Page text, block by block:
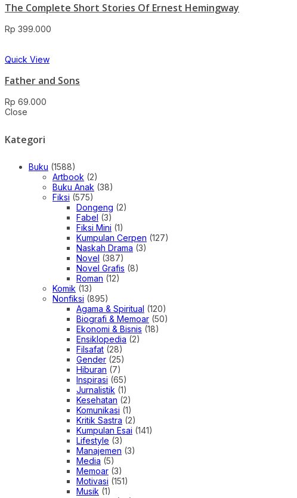
The Complete Short Stories Of Ernest Hemingway
Rp 399.000
Quick View
Father and Sons
Rp 69.000
Close
Kategori
Buku (1588)
Artbook (2)
Buku Anak (38)
Fiksi (575)
Dongeng (2)
Fabel (3)
Fiksi Mini (1)
Kumpulan Cerpen (127)
Naskah Drama (3)
Novel (387)
Novel Grafis (8)
Roman (12)
Komik (13)
Nonfiksi (895)
Agama & Spiritual (120)
Biografi & Memoar (50)
Ekonomi & Bisnis (18)
Ensiklopedia (2)
Filsafat (28)
Gender (25)
Hiburan (7)
Inspirasi (65)
Jurnalistik (1)
Kesehatan (2)
Komunikasi (1)
Kritik Sastra (2)
Kumpulan Esai (141)
Lifestyle (3)
Manajemen (3)
Media (5)
Memoar (3)
Motivasi (151)
Musik (1)